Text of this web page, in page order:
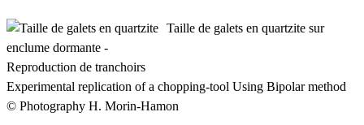
Taille de galets en quartzite sur
enclume dormante -
Reproduction de tranchoirs
Experimental replication of a chopping-tool Using Bipolar method
© Photography H. Morin-Hamon